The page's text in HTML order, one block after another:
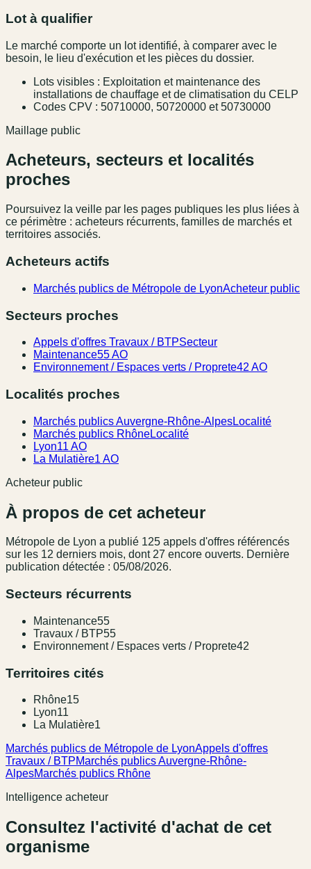
Lot à qualifier
Le marché comporte un lot identifié, à comparer avec le
besoin, le lieu d'exécution et les pièces du dossier.
Lots visibles : Exploitation et maintenance des
installations de chauffage et de climatisation du CELP
Codes CPV : 50710000, 50720000 et 50730000
Maillage public
Acheteurs, secteurs et localités
proches
Poursuivez la veille par les pages publiques les plus liées à
ce périmètre : acheteurs récurrents, familles de marchés et
territoires associés.
Acheteurs actifs
Marchés publics de Métropole de LyonAcheteur public
Secteurs proches
Appels d'offres Travaux / BTPSecteur
Maintenance55 AO
Environnement / Espaces verts / Proprete42 AO
Localités proches
Marchés publics Auvergne-Rhône-AlpesLocalité
Marchés publics RhôneLocalité
Lyon11 AO
La Mulatière1 AO
Acheteur public
À propos de cet acheteur
Métropole de Lyon a publié 125 appel s d'offres référencés
sur les 12 derniers mois, dont 27 encore ouverts. Dernière
publication détectée : 05/08/2026.
Secteurs récurrents
Maintenance55
Travaux / BTP55
Environnement / Espaces verts / Proprete42
Territoires cités
Rhône15
Lyon11
La Mulatière1
Marchés publics de Métropole de LyonAppels d'offres
Travaux / BTPMarchés publics Auvergne-Rhône-
AlpesMarchés publics Rhône
Intelligence acheteur
Consultez l'activité d'achat de cet
organisme